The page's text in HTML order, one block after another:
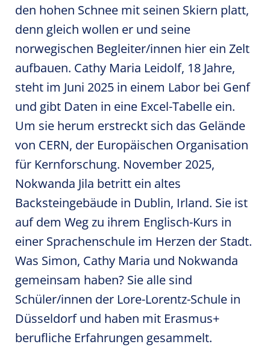
den hohen Schnee mit seinen Skiern platt,
denn gleich wollen er und seine
norwegischen Begleiter/innen hier ein Zelt
aufbauen. Cathy Maria Leidolf, 18 Jahre,
steht im Juni 2025 in einem Labor bei Genf
und gibt Daten in eine Excel-Tabelle ein.
Um sie herum erstreckt sich das Gelände
von CERN, der Europäischen Organisation
für Kernforschung. November 2025,
Nokwanda Jila betritt ein altes
Backsteingebäude in Dublin, Irland. Sie ist
auf dem Weg zu ihrem Englisch-Kurs in
einer Sprachenschule im Herzen der Stadt.
Was Simon, Cathy Maria und Nokwanda
gemeinsam haben? Sie alle sind
Schüler/innen der Lore-Lorentz-Schule in
Düsseldorf und haben mit Erasmus+
berufliche Erfahrungen gesammelt.